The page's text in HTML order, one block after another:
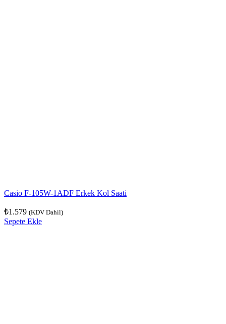
Casio F-105W-1ADF Erkek Kol Saati
₺1.579 (KDV Dahil)
Sepete Ekle